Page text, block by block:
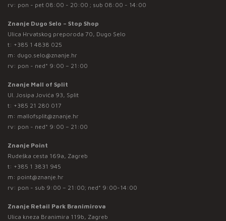
rv: pon - pet 08:00 - 20:00 ; sub 08:00 - 14:00
Znanje Dugo Selo – Stop Shop
Ulica Hrvatskog preporoda 70, Dugo Selo
t: +385 1 4838 025
m: dugo.selo@znanje.hr
rv: pon - ned* 9:00 – 21:00
Znanje Mall of Split
Ul. Josipa Jovića 93, Split
t: +385 21 280 017
m: mallofsplit@znanje.hr
rv: pon - ned* 9:00 – 21:00
Znanje Point
Rudeška cesta 169a, Zagreb
t: +385 1 3831 945
m: point@znanje.hr
rv: pon - sub 9:00 – 21:00; ned* 9:00-14:00
Znanje Retail Park Branimirova
Ulica kneza Branimira 119b, Zagreb